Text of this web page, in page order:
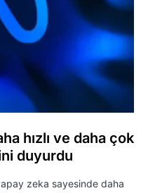
hızlı ve daha çok
duyurdu
zeka sayesinde daha